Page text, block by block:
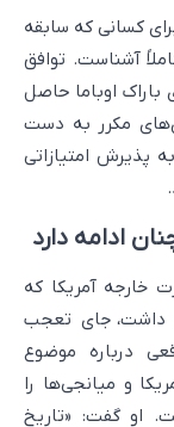
کسانی که سابقه
آشناست. توافق
باراک اوباما حاصل
مکرر به دست
پذیرش امتیازاتی
ادامه دارد
خارجه آمریکا که
داشت، جای تعجب
درباره موضوع
و میانجی‌ها را
او گفت: «تاریخ